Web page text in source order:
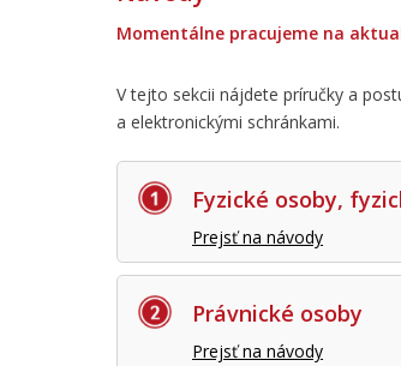
Momentálne pracujeme na
V tejto sekcii nájdete príručky a
a elektronickými schránkami.
Fyzické osoby,
Prejsť na návody
Právnické osoby
Prejsť na návody